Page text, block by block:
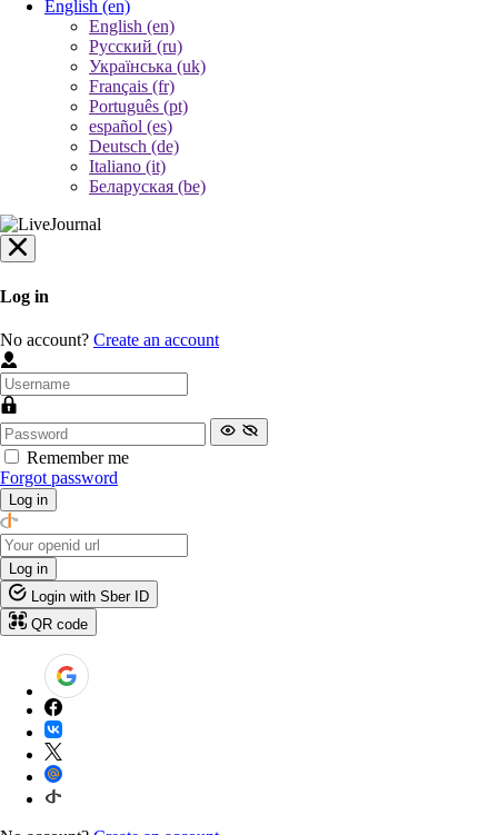
English (en)
English (en)
Русский (ru)
Українська (uk)
Français (fr)
Português (pt)
español (es)
Deutsch (de)
Italiano (it)
Беларуская (be)
Log in
No account? Create an account
Remember me
Forgot password
Log in
Log in
Login with Sber ID
QR code